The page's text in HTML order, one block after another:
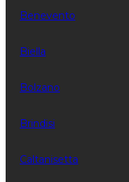
Benevento
Biella
Bolzano
Brindisi
Caltanisetta